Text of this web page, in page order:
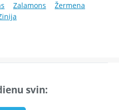
Zalamons
Žermena
svin: